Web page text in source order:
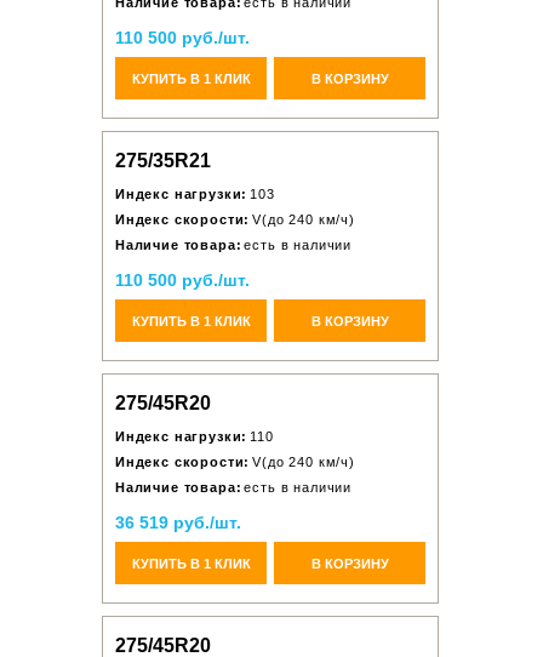
110 500 руб./шт.
КУПИТЬ В 1 КЛИК В КОРЗИНУ
275/35R21
Индекс нагрузки: 103
Индекс скорости: V(до 240 км/ч)
Наличие товара: есть в наличии
110 500 руб./шт.
КУПИТЬ В 1 КЛИК В КОРЗИНУ
275/45R20
Индекс нагрузки: 110
Индекс скорости: V(до 240 км/ч)
Наличие товара: есть в наличии
36 519 руб./шт.
КУПИТЬ В 1 КЛИК В КОРЗИНУ
275/45R20